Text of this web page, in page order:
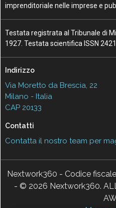
imprenditoriale nelle imprese e
Testata registrata al Tribunale di
1927. Testata scientifica ISSN
Indirizzo
Via Moretto da Brescia, 22
Milano - Italia
CAP 20133
Contatti
Contatta il nostro team per
Nextwork360 - Codice
- © 2026 Nextwork360.